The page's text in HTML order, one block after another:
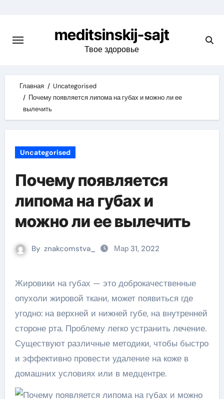
content
meditsinskij-sajt
Твое здоровье
Главная
Uncategorised
Почему появляется липома на губах и можно ли ее
вылечить
Uncategorised
Почему появляется
липома на губах и
можно ли ее вылечить
By znakcomstva_ Мар 31, 2022
Жировики на губах — это доброкачественные
опухоли жировой ткани, может появиться где
угодно: на верхней и нижней губе, на внутренней
стороне рта. Проблему легко устранить лечение.
Существуют различные методики, чтобы быстро
и эффективно провести удаление на коже в
домашних условиях или в медцентре.